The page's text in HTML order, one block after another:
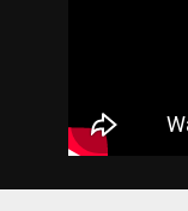
2018. godina